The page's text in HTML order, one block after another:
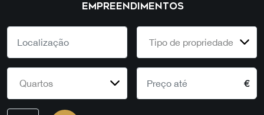
EMPREENDIMENTOS
Tipo de propriedade
Quartos €